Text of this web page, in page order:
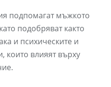
подпомагат мъжкото
подобряват както
и психическите и
които влияят върху